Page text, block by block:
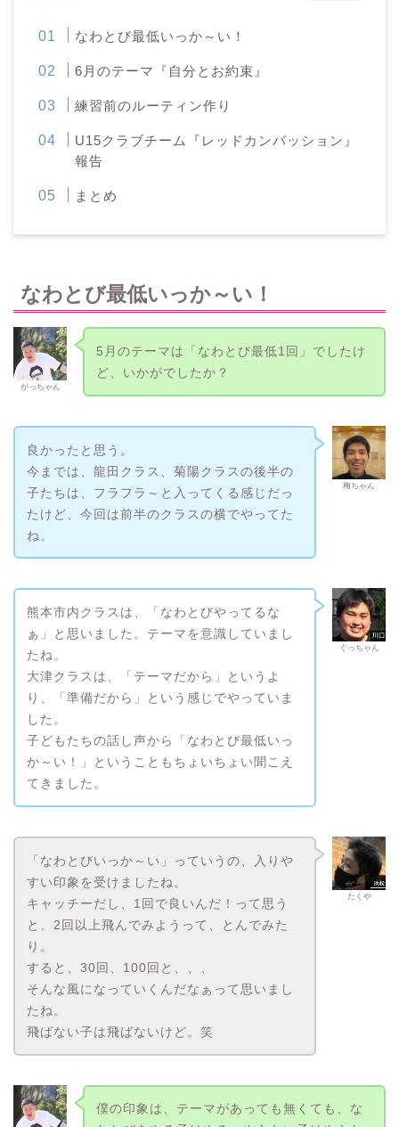
なわとび最低いっか～い！
6月のテーマ『自分とお約束』
練習前のルーティン作り
U15クラブチーム『レッドカンバッション』
報告
まとめ
なわとび最低いっか～い！
がっちゃん
5月のテーマは「なわとび最低1回」でしたけ
ど、いかがでしたか？
梅ちゃん
良かったと思う。
今までは、龍田クラス、菊陽クラスの後半の
子たちは、フラフラ～と入ってくる感じだっ
たけど、今回は前半のクラスの横でやってた
ね。
ぐっちゃん
熊本市内クラスは、「なわとびやってるな
ぁ」と思いました。テーマを意識していまし
たね。
大津クラスは、「テーマだから」というよ
り、「準備だから」という感じでやっていま
した。
子どもたちの話し声から「なわとび最低いっ
か～い！」ということもちょいちょい聞こえ
てきました。
たくや
「なわとびいっか～い」っていうの、入りや
すい印象を受けましたね。
キャッチーだし、1回で良いんだ！って思う
と、2回以上飛んでみようって、とんでみた
り。
すると、30回、100回と、、、
そんな風になっていくんだなぁって思いまし
たね。
飛ばない子は飛ばないけど。笑
僕の印象は、テーマがあっても無くても、な